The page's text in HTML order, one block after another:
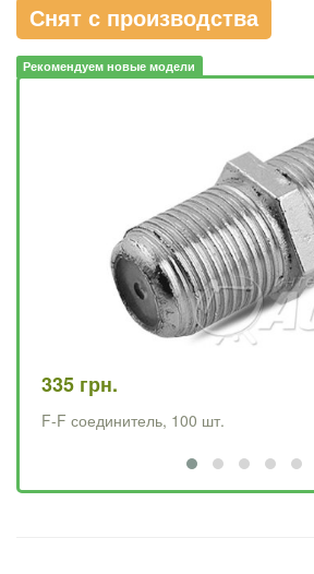
Снят с производства
Рекомендуем новые модели
335 грн.
F-F соединитель, 100 шт.